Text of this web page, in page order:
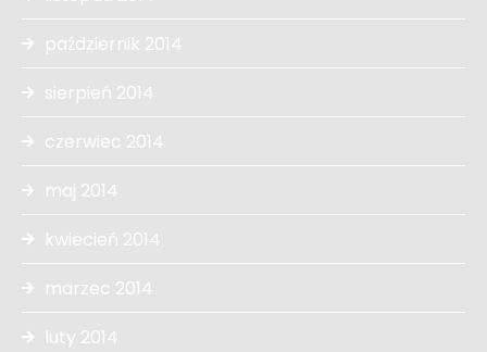
październik 2014
sierpień 2014
czerwiec 2014
maj 2014
kwiecień 2014
marzec 2014
luty 2014